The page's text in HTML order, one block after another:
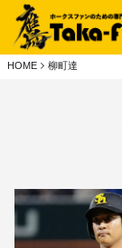
HOME 柳町達